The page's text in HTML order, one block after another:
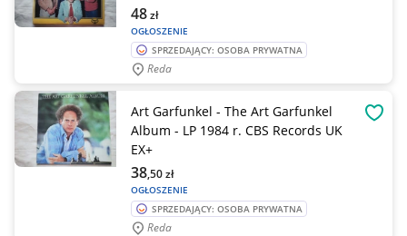
OGŁOSZENIE
48zł
SPRZEDAJĄCY: OSOBA PRYWATNA
Reda
Art Garfunkel - The Art Garfunkel
Album - LP 1984 r. CBS Records UK
EX+
OGŁOSZENIE
38,50zł
SPRZEDAJĄCY: OSOBA PRYWATNA
Reda